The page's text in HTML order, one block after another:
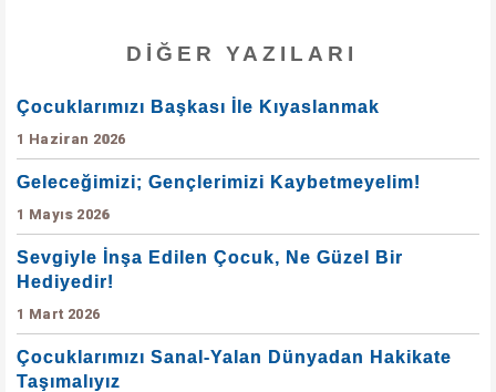
DIĞER YAZILARI
Çocuklarımızı Başkası İle Kıyaslanmak
1 Haziran 2026
Geleceğimizi; Gençlerimizi Kaybetmeyelim!
1 Mayıs 2026
Sevgiyle İnşa Edilen Çocuk, Ne Güzel Bir
Hediyedir!
1 Mart 2026
Çocuklarımızı Sanal-Yalan Dünyadan Hakikate
Taşımalıyız